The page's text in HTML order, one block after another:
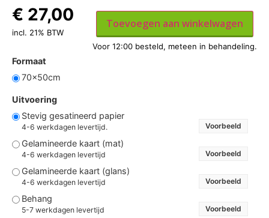
Formaat
70x50cm
Uitvoering
Stevig gesatineerd papier
4-6 werkdagen levertijd. Voorbeeld
Gelamineerde kaart (mat)
4-6 werkdagen levertijd Voorbeeld
Gelamineerde kaart (glans)
4-6 werkdagen levertijd Voorbeeld
Behang
5-7 werkdagen levertijd Voorbeeld
€ 27,00
incl. 21% BTW
Toevoegen aan winkelwagen